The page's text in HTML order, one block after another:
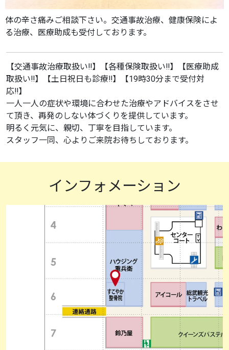
体の辛さ痛みご相談下さい。交通事故治療、健康保険によ
る治療、医療助成も受付しております。
【交通事故治療取扱い‼】【各種保険取扱い‼】【医療助成
取扱い‼】【土日祝日も診療‼】【19時30分まで受付対
応‼】
一人一人の症状や環境に合わせた治療やアドバイスをさせ
て頂き、再発のしない体づくりを提供しています。
明るく元気に、親切、丁寧を目指しています。
スタッフ一同、心よりご来院お待ちしております。
インフォメーション